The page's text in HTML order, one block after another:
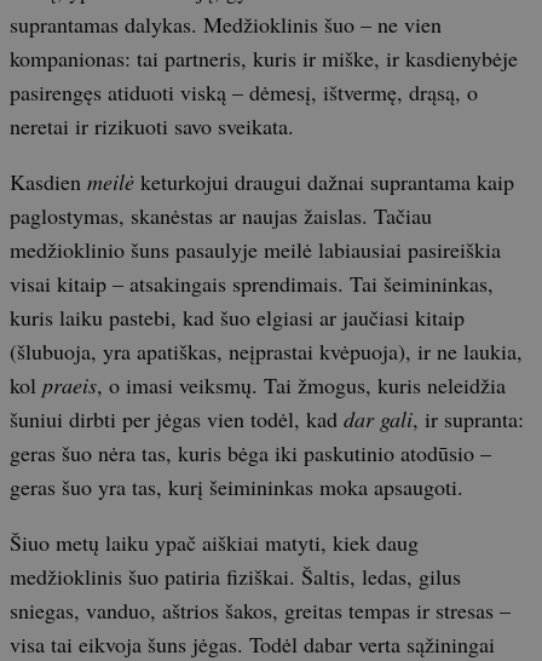
suprantamas dalykas. Medžioklinis šuo – ne vien
kompanionas: tai partneris, kuris ir miške, ir kasdienybėje
pasirengęs atiduoti viską – dėmesį, ištvermę, drąsą, o
neretai ir rizikuoti savo sveikata.
Kasdien meilė keturkojui draugui dažnai suprantama kaip
paglostymas, skanėstas ar naujas žaislas. Tačiau
medžioklinio šuns pasaulyje meilė labiausiai pasireiškia
visai kitaip – atsakingais sprendimais. Tai šeimininkas,
kuris laiku pastebi, kad šuo elgiasi ar jaučiasi kitaip
(šlubuoja, yra apatiškas, neįprastai kvėpuoja), ir ne laukia,
kol praeis, o imasi veiksmų. Tai žmogus, kuris neleidžia
šuniui dirbti per jėgas vien todėl, kad dar gali, ir supranta:
geras šuo nėra tas, kuris bėga iki paskutinio atodūsio –
geras šuo yra tas, kurį šeimininkas moka apsaugoti.
Šiuo metų laiku ypač aiškiai matyti, kiek daug
medžioklinis šuo patiria fiziškai. Šaltis, ledas, gilus
sniegas, vanduo, aštrios šakos, greitas tempas ir stresas –
visa tai eikvoja šuns jėgas. Todėl dabar verta sąžiningai